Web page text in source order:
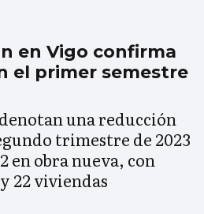
en Vigo confirma
el primer semestre
una reducción
trimestre de 2023
en obra nueva, con
22 viviendas